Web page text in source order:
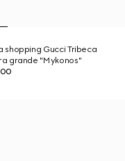
shopping Gucci Tribeca
grande "Mykonos"